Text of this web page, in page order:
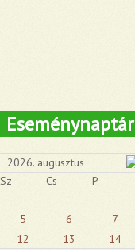
Eseménynaptár
2026. augusztus
Sz Cs P
5 6 7
12 13 14